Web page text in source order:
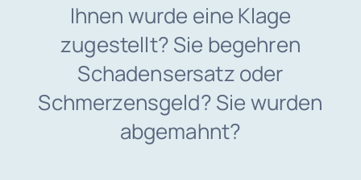
Ihnen wurde eine Klage
zugestellt? Sie begehren
Schadensersatz oder
Schmerzensgeld? Sie wurden
abgemahnt?